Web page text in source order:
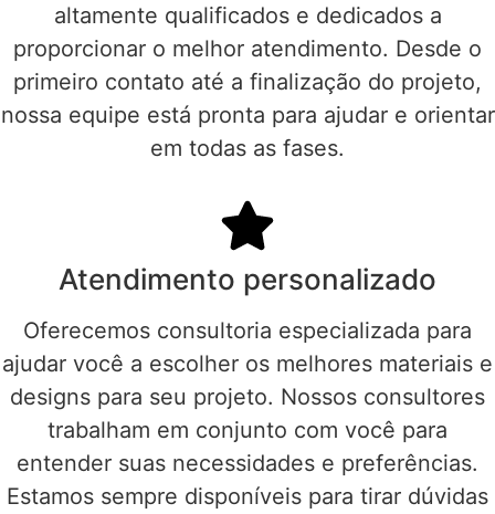
altamente qualificados e dedicados a
proporcionar o melhor atendimento. Desde o
primeiro contato até a finalização do projeto,
nossa equipe está pronta para ajudar e orientar
em todas as fases.
Atendimento personalizado
Oferecemos consultoria especializada para
ajudar você a escolher os melhores materiais e
designs para seu projeto. Nossos consultores
trabalham em conjunto com você para
entender suas necessidades e preferências.
Estamos sempre disponíveis para tirar dúvidas